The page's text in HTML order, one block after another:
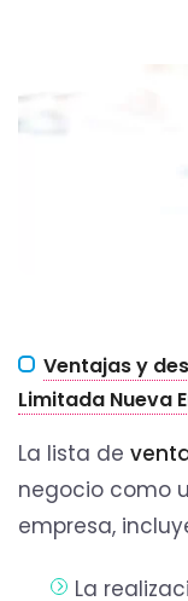
Ventajas y
Limitada Nueva
La lista de
negocio como
empresa,
La